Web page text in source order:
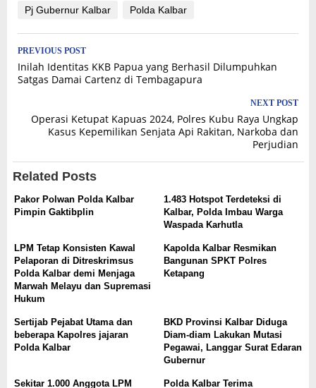
Pj Gubernur Kalbar
Polda Kalbar
Post
navigation
PREVIOUS POST
Inilah Identitas KKB Papua yang Berhasil Dilumpuhkan
Satgas Damai Cartenz di Tembagapura
NEXT POST
Operasi Ketupat Kapuas 2024, Polres Kubu Raya Ungkap
Kasus Kepemilikan Senjata Api Rakitan, Narkoba dan
Perjudian
Related Posts
Pakor Polwan Polda Kalbar
Pimpin Gaktibplin
1.483 Hotspot Terdeteksi di
Kalbar, Polda Imbau Warga
Waspada Karhutla
LPM Tetap Konsisten Kawal
Pelaporan di Ditreskrimsus
Polda Kalbar demi Menjaga
Marwah Melayu dan Supremasi
Hukum
Kapolda Kalbar Resmikan
Bangunan SPKT Polres
Ketapang
Sertijab Pejabat Utama dan
beberapa Kapolres jajaran
Polda Kalbar
BKD Provinsi Kalbar Diduga
Diam-diam Lakukan Mutasi
Pegawai, Langgar Surat Edaran
Gubernur
Sekitar 1.000 Anggota LPM Polda Kalbar Terima